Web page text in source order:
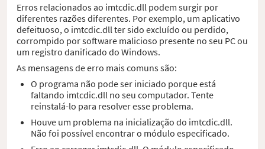
Erros relacionados ao imtcdic.dll podem surgir por
diferentes razões diferentes. Por exemplo, um aplicativo
defeituoso, o imtcdic.dll ter sido excluído ou perdido,
corrompido por software malicioso presente no seu PC ou
um registro danificado do Windows.
As mensagens de erro mais comuns são:
O programa não pode ser iniciado porque está
faltando imtcdic.dll no seu computador. Tente
reinstalá-lo para resolver esse problema.
Houve um problema na inicialização do imtcdic.dll.
Não foi possível encontrar o módulo especificado.